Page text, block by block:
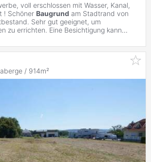
voll erschlossen mit Wasser, Kanal,
! Schöner Baugrund am Stadtrand von
Sehr gut geeignet, um
zu errichten. Eine Besichtigung kann...
/ 914m²